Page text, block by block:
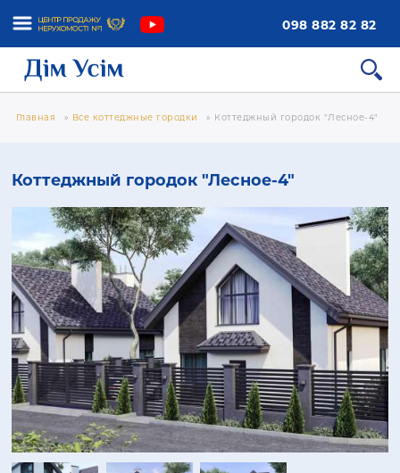
098 882 82 82
Главная » Все коттеджные городки » Коттеджный городок "Лесное-4"
Коттеджный городок "Лесное-4"